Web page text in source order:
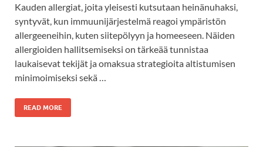
Kauden allergiat, joita yleisesti kutsutaan heinänuhaksi,
syntyvät, kun immuunijärjestelmä reagoi ympäristön
allergeeneihin, kuten siitepölyyn ja homeeseen. Näiden
allergioiden hallitsemiseksi on tärkeää tunnistaa
laukaisevat tekijät ja omaksua strategioita altistumisen
minimoimiseksi sekä …
READ MORE